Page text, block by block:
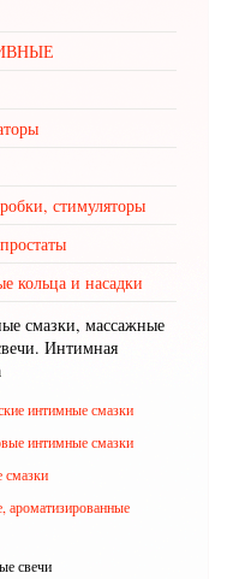
стимуляторы
кольца и насадки
смазки, массажные
Интимная
интимные смазки
интимные смазки
смазки
ароматизированные
свечи